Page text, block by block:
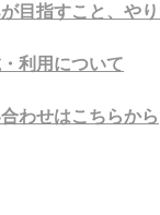
目指すこと、やり
利用について
わせはこちらから